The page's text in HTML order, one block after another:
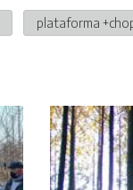
plataforma